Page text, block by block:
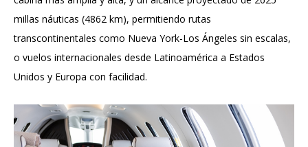
millas náuticas (4862 km), permitiendo rutas
transcontinentales como Nueva York-Los Ángeles sin escalas,
o vuelos internacionales desde Latinoamérica a Estados
Unidos y Europa con facilidad.